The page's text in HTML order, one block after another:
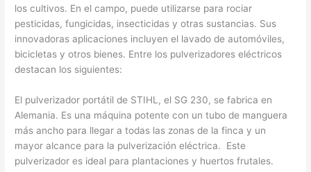
los cultivos. En el campo, puede utilizarse para rociar
pesticidas, fungicidas, insecticidas y otras sustancias. Sus
innovadoras aplicaciones incluyen el lavado de automóviles,
bicicletas y otros bienes. Entre los pulverizadores eléctricos
destacan los siguientes:
El pulverizador portátil de STIHL, el SG 230, se fabrica en
Alemania. Es una máquina potente con un tubo de manguera
más ancho para llegar a todas las zonas de la finca y un
mayor alcance para la pulverización eléctrica. Este
pulverizador es ideal para plantaciones y huertos frutales.